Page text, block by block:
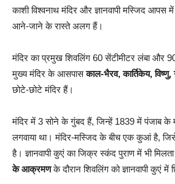
काशी विश्वनाथ मंदिर और ज्ञानवापी मस्जिद आपस
आने-जाने के रास्ते अलग हैं।
मंदिर का प्रमुख शिवलिंग 60 सेंटीमीटर लंबा और
मुख्य मंदिर के आसपासकाल-भैरव, कार्तिकेय,
छोटे-छोटे मंदिर हैं।
मंदिर में 3 सोने के गुंबद हैं, जिन्हें 1839 में पंजाब के
लगवाया था। मंदिर-मस्जिद के बीच एक कुआं है,
है। ज्ञानवापी कुएं का जिक्र स्कंद पुराण में भी
के आक्रमणके दौरान शिवलिंग को ज्ञानवापी कुएं में